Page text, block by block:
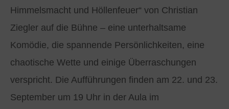
Himmelsmacht und Höllenfeuer“ von Christian
Ziegler auf die Bühne – eine unterhaltsame
Komödie, die spannende Persönlichkeiten, eine
chaotische Wette und einige Überraschungen
verspricht. Die Aufführungen finden am 22. und 23.
September um 19 Uhr in der Aula im